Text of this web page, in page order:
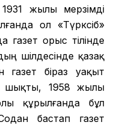
жылы мерзімді
ол «Түрксіб»
газет орыс тілінде
шілдесінде қазақ
газет біраз уақыт
шықты, 1958 жылы
құрылғанда бұл
бастап газет